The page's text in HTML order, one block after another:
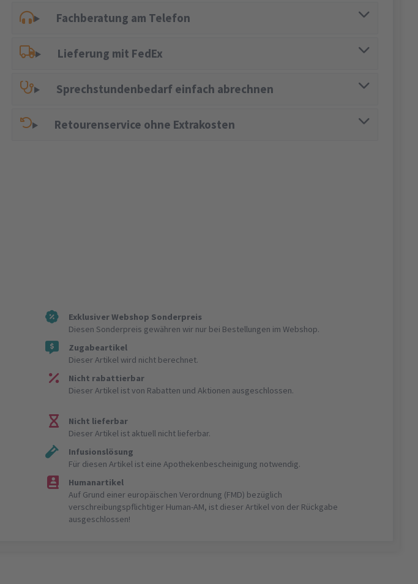
Fachberatung am Telefon
Lieferung mit FedEx
Sprechstundenbedarf einfach abrechnen
Retourenservice ohne Extrakosten
Exklusiver Webshop Sonderpreis
Diesen Sonderpreis gewähren wir nur bei Bestellungen im Webshop.
Zugabeartikel
Dieser Artikel wird nicht berechnet.
Nicht rabattierbar
Dieser Artikel ist von Rabatten und Aktionen ausgeschlossen.
Nicht lieferbar
Dieser Artikel ist aktuell nicht lieferbar.
Infusionslösung
Für diesen Artikel ist eine Apothekenbescheinigung notwendig.
Humanartikel
Auf Grund einer europäischen Verordnung (FMD) bezüglich
verschreibungspflichtiger Human-AM, ist dieser Artikel von der Rückgabe
ausgeschlossen!